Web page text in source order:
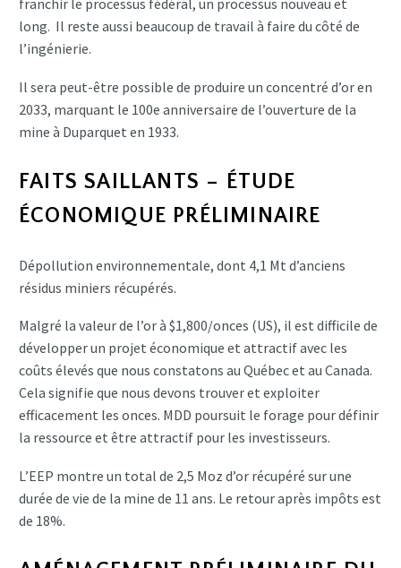
franchir le processus fédéral, un processus nouveau et
long. Il reste aussi beaucoup de travail à faire du côté de
l’ingénierie.
Il sera peut-être possible de produire un concentré d’or en
2033, marquant le 100e anniversaire de l’ouverture de la
mine à Duparquet en 1933.
FAITS SAILLANTS – ÉTUDE
ÉCONOMIQUE PRÉLIMINAIRE
Dépollution environnementale, dont 4,1 Mt d’anciens
résidus miniers récupérés.
Malgré la valeur de l’or à $1,800/onces (US), il est difficile de
développer un projet économique et attractif avec les
coûts élevés que nous constatons au Québec et au Canada.
Cela signifie que nous devons trouver et exploiter
efficacement les onces. MDD poursuit le forage pour définir
la ressource et être attractif pour les investisseurs.
L’EEP montre un total de 2,5 Moz d’or récupéré sur une
durée de vie de la mine de 11 ans. Le retour après impôts est
de 18%.